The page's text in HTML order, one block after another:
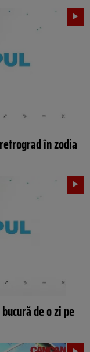
în zodia
de o zi pe